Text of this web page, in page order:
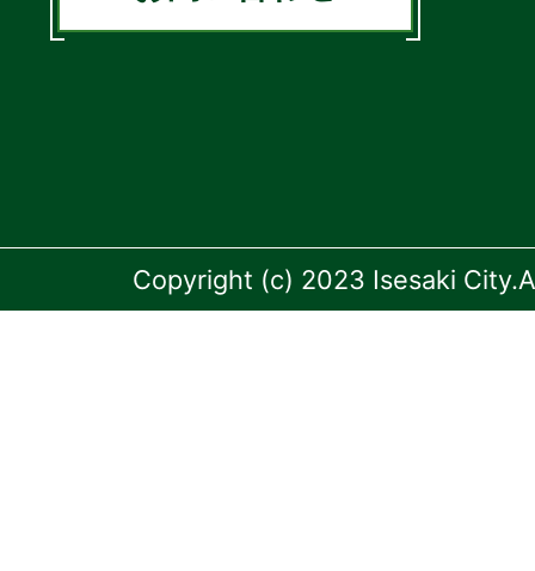
Copyright (c) 2023 Isesaki